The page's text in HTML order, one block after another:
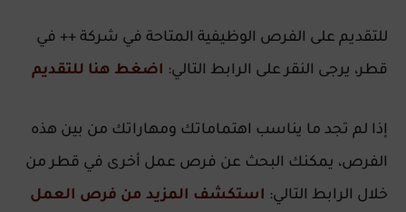
للتقديم على الفرص الوظيفية المتاحة في شركة ++ في
قطر، يرجى النقر على الرابط التالي: اضغط هنا للتقديم
إذا لم تجد ما يناسب اهتماماتك ومهاراتك من بين هذه
الفرص، يمكنك البحث عن فرص عمل أخرى في قطر من
خلال الرابط التالي: استكشف المزيد من فرص العمل